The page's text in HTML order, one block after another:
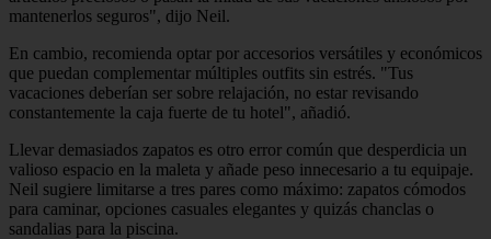
mantenerlos seguros", dijo Neil.
En cambio, recomienda optar por accesorios versátiles y económicos
que puedan complementar múltiples outfits sin estrés. "Tus
vacaciones deberían ser sobre relajación, no estar revisando
constantemente la caja fuerte de tu hotel", añadió.
Llevar demasiados zapatos es otro error común que desperdicia un
valioso espacio en la maleta y añade peso innecesario a tu equipaje.
Neil sugiere limitarse a tres pares como máximo: zapatos cómodos
para caminar, opciones casuales elegantes y quizás chanclas o
sandalias para la piscina.